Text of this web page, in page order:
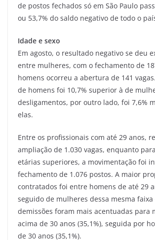
de postos fechados só em São Paulo
ou 53,7% do saldo negativo de todo o
Idade e sexo
Em agosto, o resultado negativo se deu
entre mulheres, com o fechamento de
homens ocorreu a abertura de 141
de homens foi 10,7% superior à de
desligamentos, por outro lado, foi 7,6%
elas.
Entre os profissionais com até 29 anos,
ampliação de 1.030 vagas, enquanto
etárias superiores, a movimentação foi
fechamento de 1.076 postos. A maior
contratados foi entre homens de até 29
seguido de mulheres dessa mesma faixa
demissões foram mais acentuadas para
acima de 30 anos (35,1%), seguida por
de 30 anos (35,1%).